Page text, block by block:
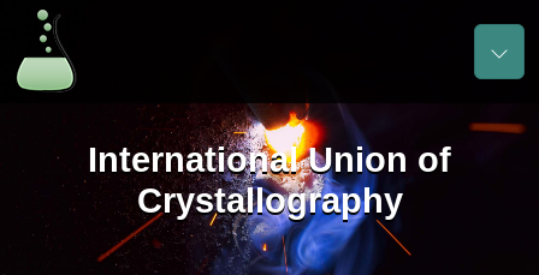
International Union of
Crystallography